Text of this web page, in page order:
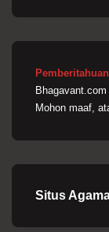
Pemberitahuan
Mohon maaf,
Situs